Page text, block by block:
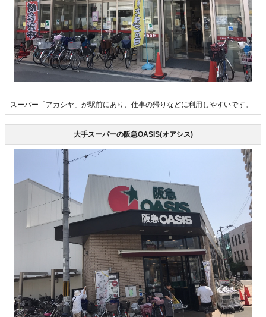
スーパー「アカシヤ」が駅前にあり、仕事の帰りなどに利用しやすいです。
大手スーパーの阪急OASIS(オアシス)